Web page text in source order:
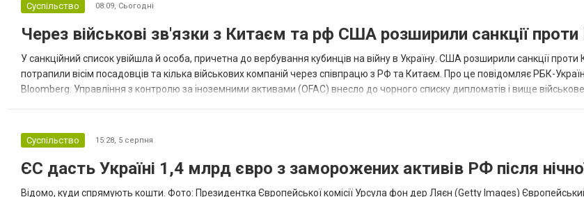
Суспільство 08:09, Сьогодні
Через військові зв'язки з Китаєм та рф США розширили санкції проти
У санкційний список увійшла й особа, причетна до вербування кубинців на війну в Україну. США розширили санкції
потрапили вісім посадовців та кілька військових компаній через співпрацю з РФ та Китаєм. Про це повідомляє РБК-
Bloomberg. Управління з контролю за іноземними активами (OFAC) внесло до чорного списку дипломатів і вище
Суспільство 15:28, 5 серпня
ЄС дасть Україні 1,4 млрд євро з заморожених активів РФ після
Відомо, куди спрямують кошти. Фото: Президентка Європейської комісії Урсула фон дер Ляєн (Getty Images)